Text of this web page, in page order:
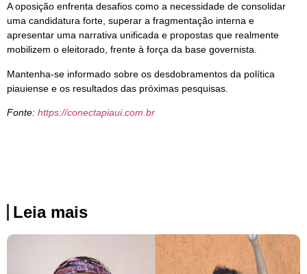
A oposição enfrenta desafios como a necessidade de consolidar
uma candidatura forte, superar a fragmentação interna e
apresentar uma narrativa unificada e propostas que realmente
mobilizem o eleitorado, frente à força da base governista.
Mantenha-se informado sobre os desdobramentos da política
piauiense e os resultados das próximas pesquisas.
Fonte: https://conectapiaui.com.br
Leia mais